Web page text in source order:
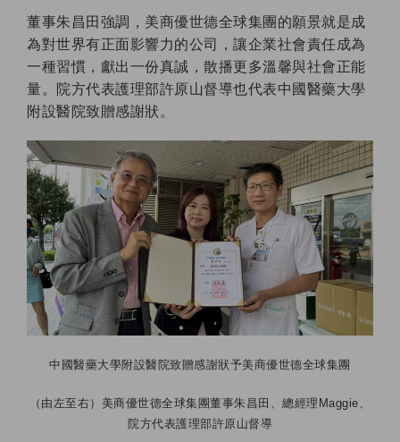
董事朱昌田強調，美商優世德全球集團的願景就是成
為對世界有正面影響力的公司，讓企業社會責任成為
一種習慣，獻出一份真誠，散播更多溫馨與社會正能
量。院方代表護理部許原山督導也代表中國醫藥大學
附設醫院致贈感謝狀。
中國醫藥大學附設醫院致贈感謝狀予美商優世德全球集團
（由左至右）美商優世德全球集團董事朱昌田、總經理Maggie、
院方代表護理部許原山督導